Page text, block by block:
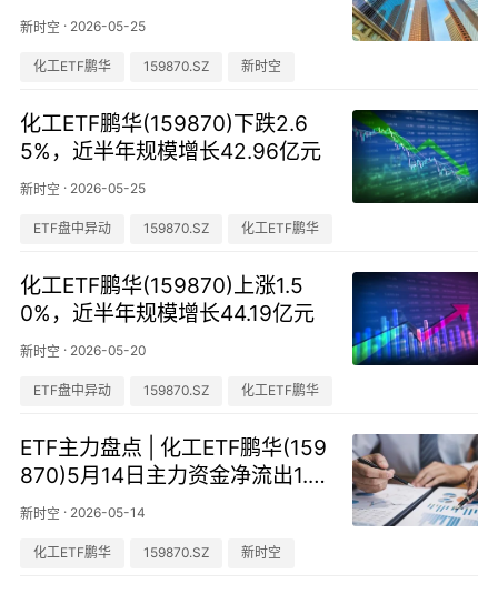
96.33万元，居可比基金第一
新时空 · 2026-05-25
化工ETF鹏华 159870.SZ 新时空
化工ETF鹏华(159870)下跌2.6
5%，近半年规模增长42.96亿元
新时空 · 2026-05-25
ETF盘中异动 159870.SZ 化工ETF鹏华
化工ETF鹏华(159870)上涨1.5
0%，近半年规模增长44.19亿元
新时空 · 2026-05-20
ETF盘中异动 159870.SZ 化工ETF鹏华
ETF主力盘点 | 化工ETF鹏华(159
870)5月14日主力资金净流出1.4
7亿元，居可比基金首位
新时空 · 2026-05-14
化工ETF鹏华 159870.SZ 新时空